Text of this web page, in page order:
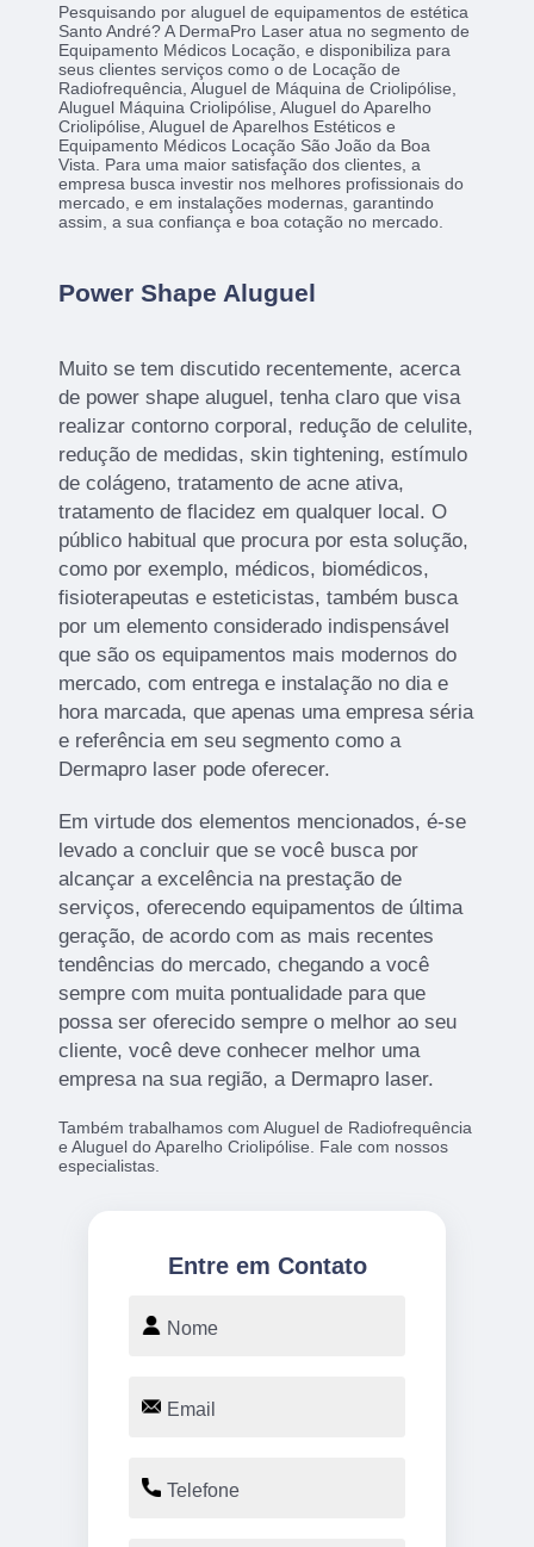
Pesquisando por aluguel de equipamentos de estética
Santo André? A DermaPro Laser atua no segmento de
Equipamento Médicos Locação, e disponibiliza para
seus clientes serviços como o de Locação de
Radiofrequência, Aluguel de Máquina de Criolipólise,
Aluguel Máquina Criolipólise, Aluguel do Aparelho
Criolipólise, Aluguel de Aparelhos Estéticos e
Equipamento Médicos Locação São João da Boa
Vista. Para uma maior satisfação dos clientes, a
empresa busca investir nos melhores profissionais do
mercado, e em instalações modernas, garantindo
assim, a sua confiança e boa cotação no mercado.
Power Shape Aluguel
Muito se tem discutido recentemente, acerca
de power shape aluguel, tenha claro que visa
realizar contorno corporal, redução de celulite,
redução de medidas, skin tightening, estímulo
de colágeno, tratamento de acne ativa,
tratamento de flacidez em qualquer local. O
público habitual que procura por esta solução,
como por exemplo, médicos, biomédicos,
fisioterapeutas e esteticistas, também busca
por um elemento considerado indispensável
que são os equipamentos mais modernos do
mercado, com entrega e instalação no dia e
hora marcada, que apenas uma empresa séria
e referência em seu segmento como a
Dermapro laser pode oferecer.
Em virtude dos elementos mencionados, é-se
levado a concluir que se você busca por
alcançar a excelência na prestação de
serviços, oferecendo equipamentos de última
geração, de acordo com as mais recentes
tendências do mercado, chegando a você
sempre com muita pontualidade para que
possa ser oferecido sempre o melhor ao seu
cliente, você deve conhecer melhor uma
empresa na sua região, a Dermapro laser.
Também trabalhamos com Aluguel de Radiofrequência
e Aluguel do Aparelho Criolipólise. Fale com nossos
especialistas.
Entre em Contato